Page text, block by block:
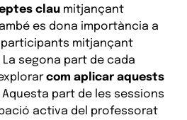
claumitjançant
es dona importància a
participants mitjançant
segona part de cada
com aplicar aquests
Aquesta part de les sessions
activa del professorat